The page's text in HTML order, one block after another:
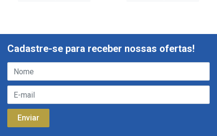
Cadastre-se para receber nossas ofertas!